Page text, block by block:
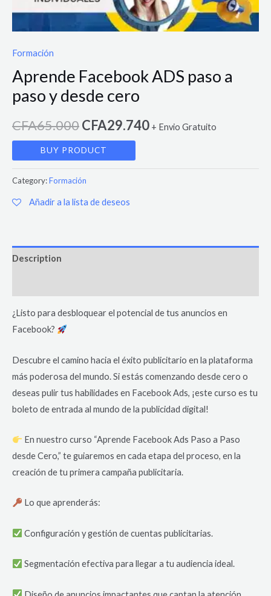
Formación
Aprende Facebook ADS paso a
paso y desde cero
CFA65.000CFA29.740 + Envio Gratuito
BUY PRODUCT
Category:Formación
Añadir a la lista de deseos
Description
¿Listo para desbloquear el potencial de tus anuncios en
Facebook?
Descubre el camino hacia el éxito publicitario en la plataforma
más poderosa del mundo. Si estás comenzando desde cero o
deseas pulir tus habilidades en Facebook Ads, ¡este curso es tu
boleto de entrada al mundo de la publicidad digital!
En nuestro curso “Aprende Facebook Ads Paso a Paso
desde Cero,” te guiaremos en cada etapa del proceso, en la
creación de tu primera campaña publicitaria.
Lo que aprenderás:
Configuración y gestión de cuentas publicitarias.
Segmentación efectiva para llegar a tu audiencia ideal.